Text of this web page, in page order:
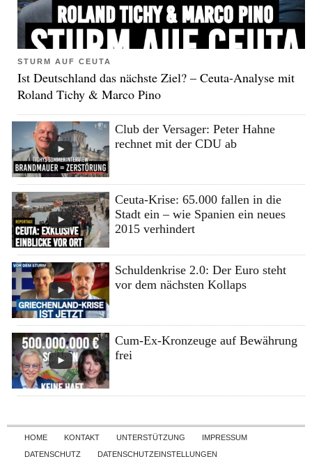
STURM AUF CEUTA
Ist Deutschland das nächste Ziel? – Ceuta-Analyse mit
Roland Tichy & Marco Pino
Club der Versager: Peter Hahne
rechnet mit der CDU ab
Ceuta-Krise: 65.000 fallen in die
Stadt ein – wie Spanien ein neues
2015 verhindert
Schuldenkrise 2.0: Der Euro steht
vor dem nächsten Kollaps
Cum-Ex-Kronzeuge auf Bewährung
frei
Skip to content
HOME KONTAKT UNTERSTÜTZUNG
IMPRESSUM
DATENSCHUTZ
DATENSCHUTZEINSTELLUNGEN